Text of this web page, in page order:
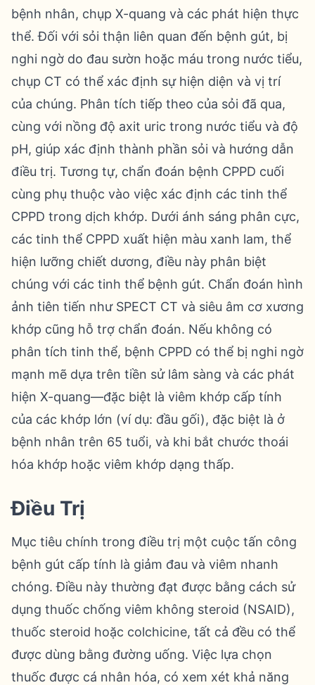
bệnh nhân, chụp X-quang và các phát hiện thực
thể. Đối với sỏi thận liên quan đến bệnh gút, bị
nghi ngờ do đau sườn hoặc máu trong nước tiểu,
chụp CT có thể xác định sự hiện diện và vị trí
của chúng. Phân tích tiếp theo của sỏi đã qua,
cùng với nồng độ axit uric trong nước tiểu và độ
pH, giúp xác định thành phần sỏi và hướng dẫn
điều trị. Tương tự, chẩn đoán bệnh CPPD cuối
cùng phụ thuộc vào việc xác định các tinh thể
CPPD trong dịch khớp. Dưới ánh sáng phân cực,
các tinh thể CPPD xuất hiện màu xanh lam, thể
hiện lưỡng chiết dương, điều này phân biệt
chúng với các tinh thể bệnh gút. Chẩn đoán hình
ảnh tiên tiến như SPECT CT và siêu âm cơ xương
khớp cũng hỗ trợ chẩn đoán. Nếu không có
phân tích tinh thể, bệnh CPPD có thể bị nghi ngờ
mạnh mẽ dựa trên tiền sử lâm sàng và các phát
hiện X-quang—đặc biệt là viêm khớp cấp tính
của các khớp lớn (ví dụ: đầu gối), đặc biệt là ở
bệnh nhân trên 65 tuổi, và khi bắt chước thoái
hóa khớp hoặc viêm khớp dạng thấp.
Điều Trị
Mục tiêu chính trong điều trị một cuộc tấn công
bệnh gút cấp tính là giảm đau và viêm nhanh
chóng. Điều này thường đạt được bằng cách sử
dụng thuốc chống viêm không steroid (NSAID),
thuốc steroid hoặc colchicine, tất cả đều có thể
được dùng bằng đường uống. Việc lựa chọn
thuốc được cá nhân hóa, có xem xét khả năng